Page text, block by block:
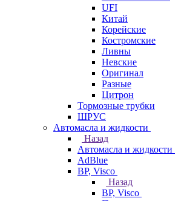
UFI
Китай
Корейские
Костромские
Ливны
Невские
Оригинал
Разные
Цитрон
Тормозные трубки
ШРУС
Автомасла и жидкости
Назад
Автомасла и жидкости
AdBlue
BP, Visco
Назад
BP, Visco